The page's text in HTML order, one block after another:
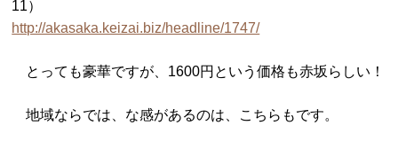
11）
http://akasaka.keizai.biz/headline/1747/
とっても豪華ですが、1600円という価格も赤坂らしい！
地域ならでは、な感があるのは、こちらもです。